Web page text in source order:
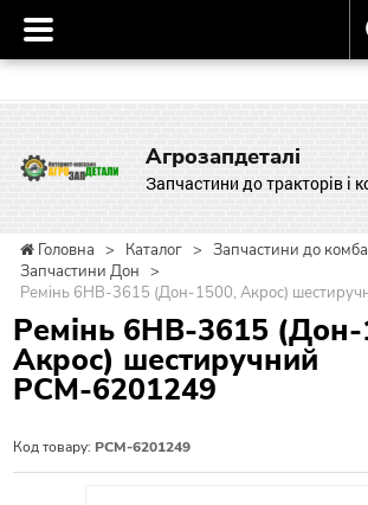
Агрозапдеталі
Запчастини до тракторів і
Головна > Каталог > Запчастини до
Запчастини Дон >
Ремінь 6НВ-3615 (Дон-1500, Акрос)
Ремінь 6НВ-3615 (Дон-
Акрос) шестиручний
РСМ-6201249
Код товару: РСМ-6201249